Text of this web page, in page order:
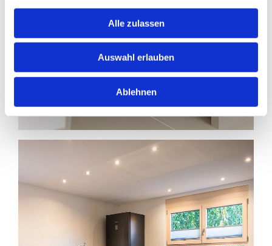
Alle zulassen
Auswahl erlauben
Ablehnen